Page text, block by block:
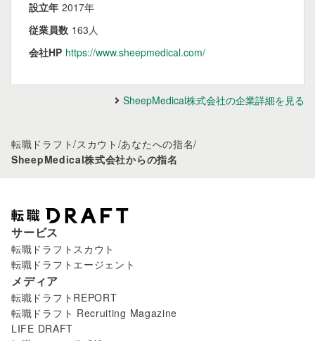
設立年 2017年
従業員数 163人
会社HP https://www.sheepmedical.com/
SheepMedical株式会社の企業詳細を見る
転職ドラフト/スカウト /あなたへの指名/
SheepMedical株式会社からの指名
サービス
転職ドラフトスカウト
転職ドラフトエージェント
メディア
転職ドラフトREPORT
転職ドラフト Recruiting Magazine
LIFE DRAFT